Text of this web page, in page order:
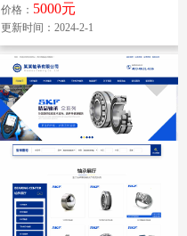
价格： 5000元
更新时间：2024-2-1